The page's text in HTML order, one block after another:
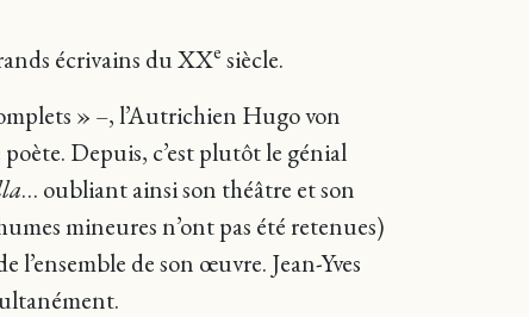
écrivains du XXe siècle.
» –, l’Autrichien Hugo von
Depuis, c’est plutôt le génial
… oubliant ainsi son théâtre et son
mineures n’ont pas été retenues)
de son œuvre. Jean-Yves